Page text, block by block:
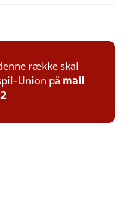
række skal
Union på mail